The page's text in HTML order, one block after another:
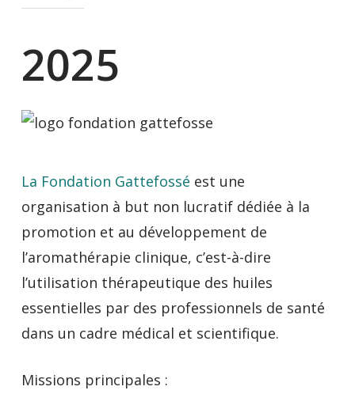
2025
La Fondation Gattefossé est une
organisation à but non lucratif dédiée à la
promotion et au développement de
l’aromathérapie clinique, c’est-à-dire
l’utilisation thérapeutique des huiles
essentielles par des professionnels de santé
dans un cadre médical et scientifique.
Missions principales :